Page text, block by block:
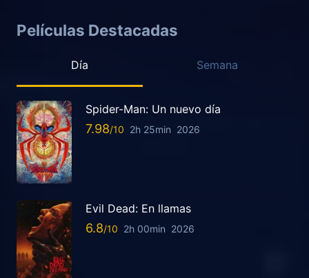
Películas Destacadas
Día Semana
Spider-Man: Un nuevo día
7.98 2h 25min 2026
Evil Dead: En llamas
6.8 2h 00min 2026